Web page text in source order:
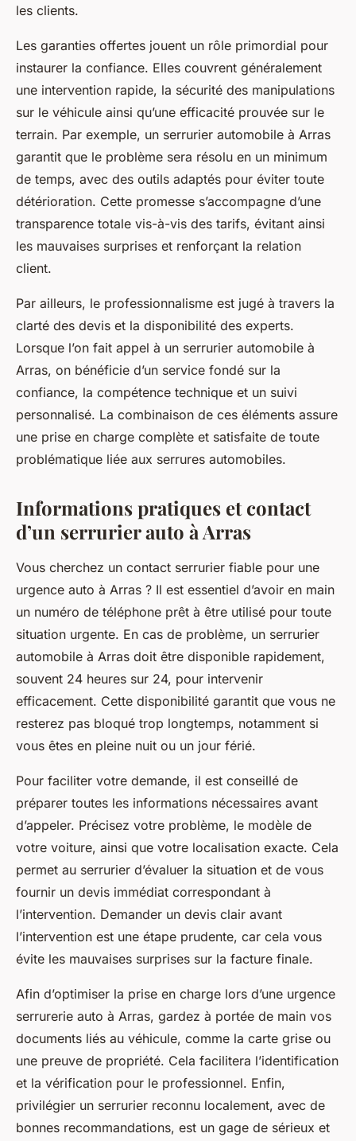
les clients.
Les garanties offertes jouent un rôle primordial pour
instaurer la confiance. Elles couvrent généralement
une intervention rapide, la sécurité des manipulations
sur le véhicule ainsi qu’une efficacité prouvée sur le
terrain. Par exemple, un serrurier automobile à Arras
garantit que le problème sera résolu en un minimum
de temps, avec des outils adaptés pour éviter toute
détérioration. Cette promesse s’accompagne d’une
transparence totale vis-à-vis des tarifs, évitant ainsi
les mauvaises surprises et renforçant la relation
client.
Par ailleurs, le professionnalisme est jugé à travers la
clarté des devis et la disponibilité des experts.
Lorsque l’on fait appel à un serrurier automobile à
Arras, on bénéficie d’un service fondé sur la
confiance, la compétence technique et un suivi
personnalisé. La combinaison de ces éléments assure
une prise en charge complète et satisfaite de toute
problématique liée aux serrures automobiles.
Informations pratiques et contact
d’un serrurier auto à Arras
Vous cherchez un contact serrurier fiable pour une
urgence auto à Arras ? Il est essentiel d’avoir en main
un numéro de téléphone prêt à être utilisé pour toute
situation urgente. En cas de problème, un serrurier
automobile à Arras doit être disponible rapidement,
souvent 24 heures sur 24, pour intervenir
efficacement. Cette disponibilité garantit que vous ne
resterez pas bloqué trop longtemps, notamment si
vous êtes en pleine nuit ou un jour férié.
Pour faciliter votre demande, il est conseillé de
préparer toutes les informations nécessaires avant
d’appeler. Précisez votre problème, le modèle de
votre voiture, ainsi que votre localisation exacte. Cela
permet au serrurier d’évaluer la situation et de vous
fournir un devis immédiat correspondant à
l’intervention. Demander un devis clair avant
l’intervention est une étape prudente, car cela vous
évite les mauvaises surprises sur la facture finale.
Afin d’optimiser la prise en charge lors d’une urgence
serrurerie auto à Arras, gardez à portée de main vos
documents liés au véhicule, comme la carte grise ou
une preuve de propriété. Cela facilitera l’identification
et la vérification pour le professionnel. Enfin,
privilégier un serrurier reconnu localement, avec de
bonnes recommandations, est un gage de sérieux et